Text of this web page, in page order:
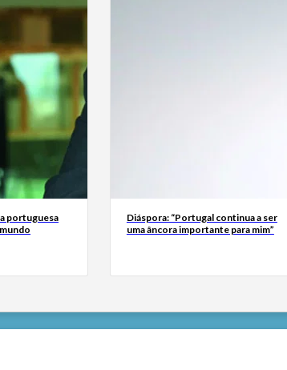
portuguesa
Diáspora: “Portugal continua a ser
uma âncora importante para mim”